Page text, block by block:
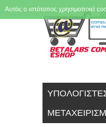
Αυτός ο ιστότοπος χρησιμοποιεί